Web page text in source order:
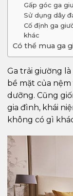
Gấp góc ga
Sử dụng dây
Cố định ga
khác
Có thể mua ga
Ga trải giường
bề mặt của
dưỡng. Cũng
gia đình, khái
không có gì